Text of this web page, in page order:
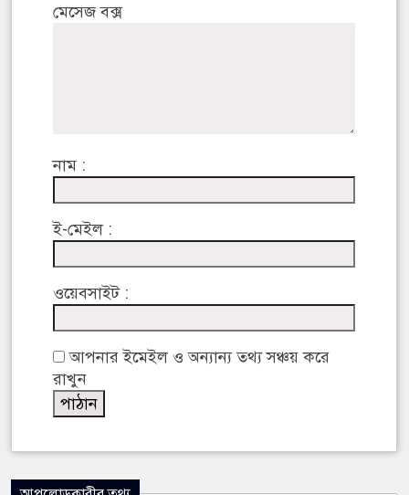
মেসেজ বক্স
নাম :
ই-মেইল :
ওয়েবসাইট :
আপনার ইমেইল ও অন্যান্য তথ্য সঞ্চয় করে
রাখুন